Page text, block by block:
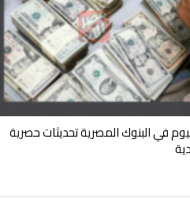
في البنوك المصرية تحديثات حصرية